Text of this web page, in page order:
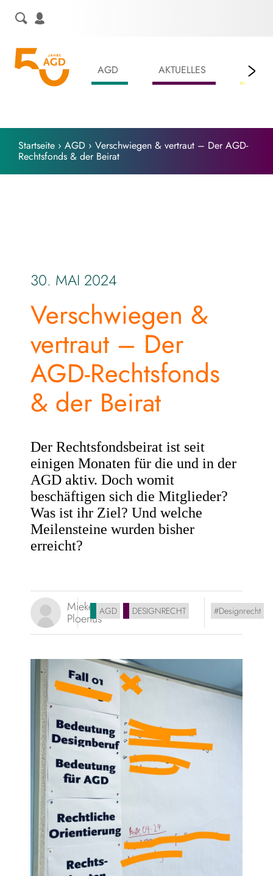
AGD AKTUELLES
Startseite › AGD › Verschwiegen & vertraut – Der AGD-
Rechtsfonds & der Beirat
30. MAI 2024
Verschwiegen &
vertraut – Der
AGD-Rechtsfonds
& der Beirat
Der Rechtsfondsbeirat ist seit
einigen Monaten für die und in der
AGD aktiv. Doch womit
beschäftigen sich die Mitglieder?
Was ist ihr Ziel? Und welche
Meilensteine wurden bisher
erreicht?
Mieke
PloenusAGD DESIGNRECHT Designrecht